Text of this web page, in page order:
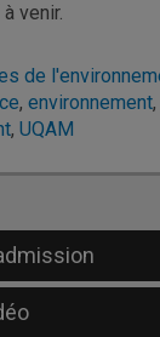
venir.
de
, environnement,
, UQAM